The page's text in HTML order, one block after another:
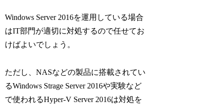
Windows Server 2016を運用している場合
はIT部門が適切に対処するので任せてお
けばよいでしょう。
ただし、NASなどの製品に搭載されてい
るWindows Strage Server 2016や実験など
で使われるHyper-V Server 2016は対処を